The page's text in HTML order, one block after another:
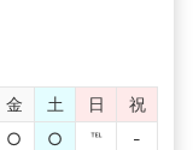
金 土 日
祝
○ ○ ℡
-